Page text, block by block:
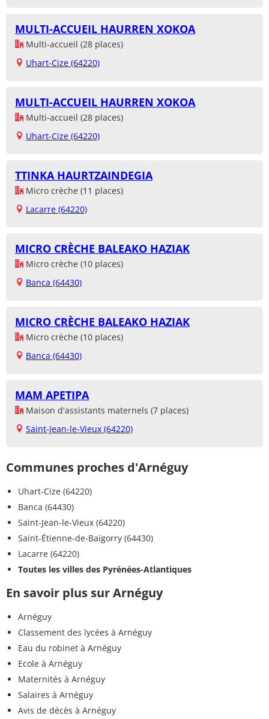
MULTI-ACCUEIL HAURREN XOKOA
Multi-accueil (28 places)
Uhart-Cize (64220)
MULTI-ACCUEIL HAURREN XOKOA
Multi-accueil (28 places)
Uhart-Cize (64220)
TTINKA HAURTZAINDEGIA
Micro crèche (11 places)
Lacarre (64220)
MICRO CRÈCHE BALEAKO HAZIAK
Micro crèche (10 places)
Banca (64430)
MICRO CRÈCHE BALEAKO HAZIAK
Micro crèche (10 places)
Banca (64430)
MAM APETIPA
Maison d'assistants maternels (7 places)
Saint-Jean-le-Vieux (64220)
Communes proches d'Arnéguy
Uhart-Cize (64220)
Banca (64430)
Saint-Jean-le-Vieux (64220)
Saint-Étienne-de-Baïgorry (64430)
Lacarre (64220)
Toutes les villes des Pyrénées-Atlantiques
En savoir plus sur Arnéguy
Arnéguy
Classement des lycées à Arnéguy
Eau du robinet à Arnéguy
Ecole à Arnéguy
Maternités à Arnéguy
Salaires à Arnéguy
Avis de décès à Arnéguy